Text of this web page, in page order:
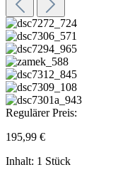
Regulärer Preis:
195,99 €
Inhalt: 1 Stück